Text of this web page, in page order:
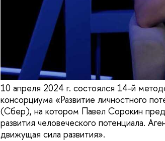
10 апреля 2024 г. состоялся 14-й
консорциума «Развитие личностного
(Сбер), на котором Павел Сорокин
развития человеческого потенциала.
движущая сила развития».